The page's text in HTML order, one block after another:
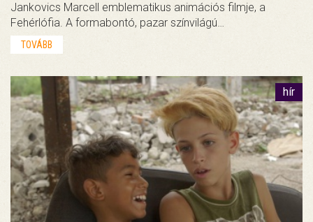
Jankovics Marcell emblematikus animációs filmje, a
Fehérlófia. A formabontó, pazar színvilágú…
TOVÁBB
hír